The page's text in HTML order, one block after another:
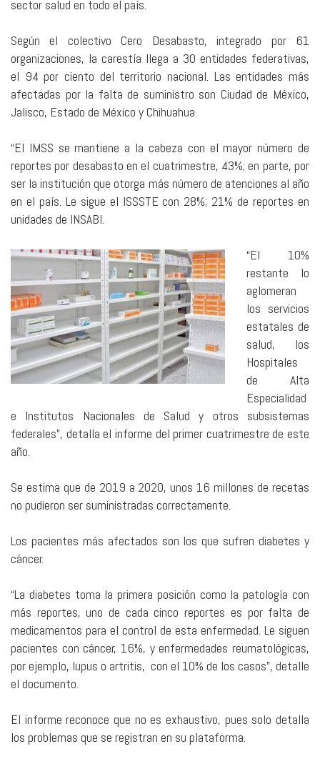
sector salud en todo el país.
Según el colectivo Cero Desabasto, integrado por 61
organizaciones, la carestía llega a 30 entidades federativas,
el 94 por ciento del territorio nacional. Las entidades más
afectadas por la falta de suministro son Ciudad de México,
Jalisco, Estado de México y Chihuahua.
“El IMSS se mantiene a la cabeza con el mayor número de
reportes por desabasto en el cuatrimestre, 43%; en parte, por
ser la institución que otorga más número de atenciones al año
en el país. Le sigue el ISSSTE con 28%; 21% de reportes en
unidades de INSABI.
“El 10%
restante lo
aglomeran
los servicios
estatales de
salud, los
Hospitales
de Alta
Especialidad
e Institutos Nacionales de Salud y otros subsistemas
federales”, detalla el informe del primer cuatrimestre de este
año.
Se estima que de 2019 a 2020, unos 16 millones de recetas
no pudieron ser suministradas correctamente.
Los pacientes más afectados son los que sufren diabetes y
cáncer.
“La diabetes toma la primera posición como la patología con
más reportes, uno de cada cinco reportes es por falta de
medicamentos para el control de esta enfermedad. Le siguen
pacientes con cáncer, 16%, y enfermedades reumatológicas,
por ejemplo, lupus o artritis, con el 10% de los casos”, detalle
el documento.
El informe reconoce que no es exhaustivo, pues solo detalla
los problemas que se registran en su plataforma.